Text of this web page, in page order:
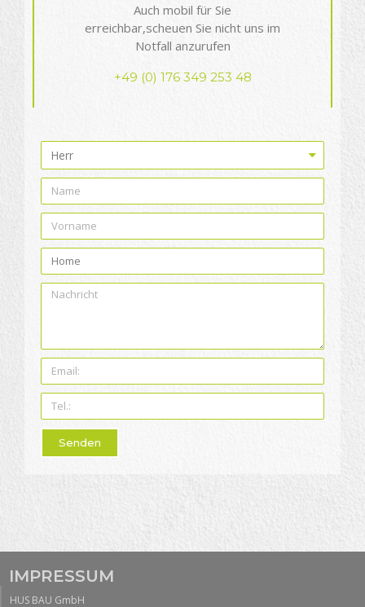
Auch mobil für Sie
erreichbar,scheuen Sie nicht uns im
Notfall anzurufen
+49 (0) 176 349 253 48
Senden
IMPRESSUM
HUS BAU GmbH